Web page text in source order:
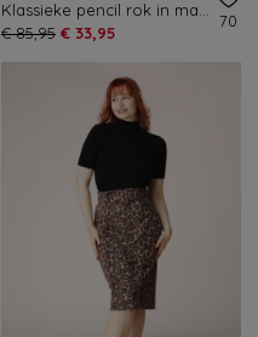
€ 85,95 € 33,95
70